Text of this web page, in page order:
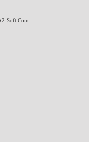
Soft.Com.